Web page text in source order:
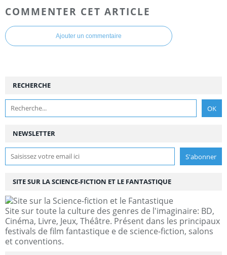
COMMENTER CET ARTICLE
Ajouter un commentaire
NEWSLETTER
RECHERCHE
SITE SUR LA SCIENCE-FICTION ET LE FANTASTIQUE
Site sur toute la culture des genres de l'imaginaire: BD,
Cinéma, Livre, Jeux, Théâtre. Présent dans les principaux
festivals de film fantastique e de science-fiction, salons
et conventions.